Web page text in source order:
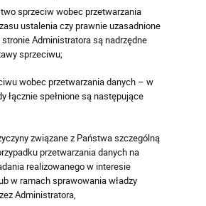
sprzeciw wobec przetwarzania
ustalenia czy prawnie uzasadnione
Administratora są nadrzędne
sprzeciwu;
wobec przetwarzania danych – w
łącznie spełnione są następujące
związane z Państwa szczególną
przetwarzania danych na
realizowanego w interesie
w ramach sprawowania władzy
Administratora,